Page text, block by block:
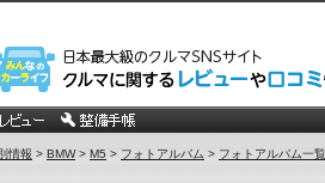
情報 > BMW> M5 > フォトアルバム > フォトアルバム一覧